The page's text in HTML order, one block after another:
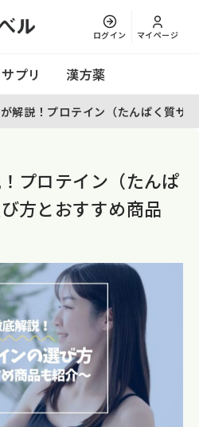
ログイン マイページ
サプリ 漢方薬
解説！プロテイン（たんぱく質サ
プロテイン（たんぱ
方とおすすめ商品